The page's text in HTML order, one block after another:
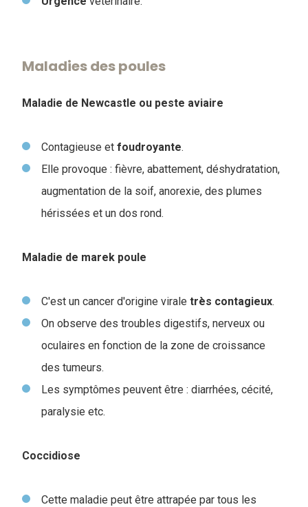
Maladies des poules
Maladie de Newcastle ou peste aviaire
Contagieuse et foudroyante.
Elle provoque : fièvre, abattement, déshydratation,
augmentation de la soif, anorexie, des plumes
hérissées et un dos rond.
Maladie de marek poule
C'est un cancer d'origine virale très contagieux.
On observe des troubles digestifs, nerveux ou
oculaires en fonction de la zone de croissance
des tumeurs.
Les symptômes peuvent être : diarrhées, cécité,
paralysie etc.
Coccidiose
Cette maladie peut être attrapée par tous les